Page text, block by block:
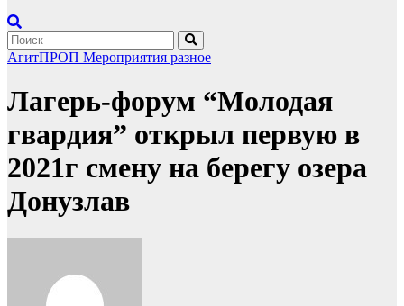
АгитПРОП Мероприятия разное
Лагерь-форум “Молодая
гвардия” открыл первую в
2021г смену на берегу озера
Донузлав